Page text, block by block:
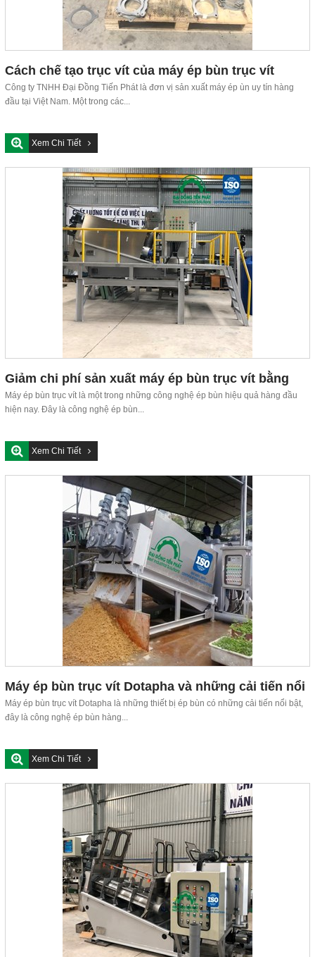
Cách chế tạo trục vít của máy ép bùn trục vít
Công ty TNHH Đại Đồng Tiến Phát là đơn vị sản xuất máy ép ùn uy tín hàng
đầu tại Việt Nam. Một trong các...
Xem Chi Tiết
Giảm chi phí sản xuất máy ép bùn trục vít bằng
công nghệ cắt CNC laser
Máy ép bùn trục vít là một trong những công nghệ ép bùn hiệu quả hàng đầu
hiện nay. Đây là công nghệ ép bùn...
Xem Chi Tiết
Máy ép bùn trục vít Dotapha và những cải tiến nổi
bật
Máy ép bùn trục vít Dotapha là những thiết bị ép bùn có những cải tiến nổi bật,
đây là công nghệ ép bùn hàng...
Xem Chi Tiết